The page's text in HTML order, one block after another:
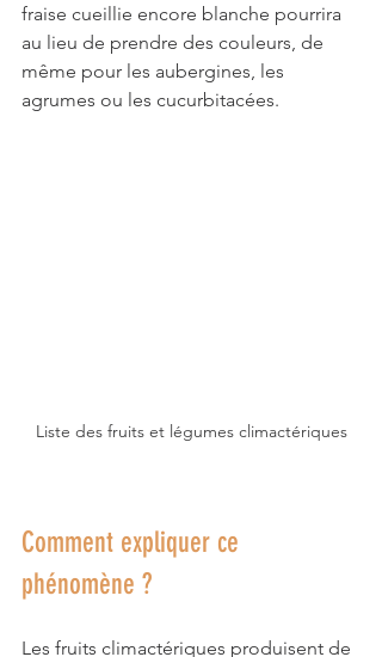
fraise cueillie encore blanche pourrira
au lieu de prendre des couleurs, de
même pour les aubergines, les
agrumes ou les cucurbitacées.
Liste des fruits et légumes climactériques
Comment expliquer ce
phénomène ?
Les fruits climactériques produisent de